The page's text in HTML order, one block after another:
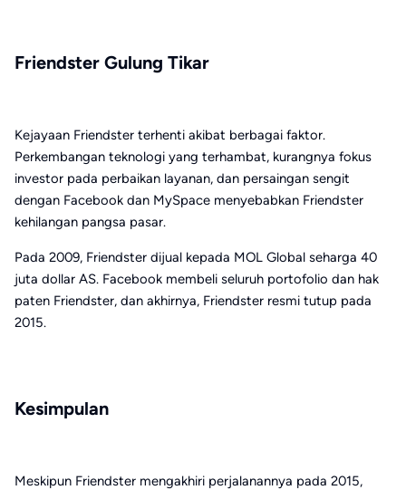
Friendster Gulung Tikar
Kejayaan Friendster terhenti akibat berbagai faktor.
Perkembangan teknologi yang terhambat, kurangnya fokus
investor pada perbaikan layanan, dan persaingan sengit
dengan Facebook dan MySpace menyebabkan Friendster
kehilangan pangsa pasar.
Pada 2009, Friendster dijual kepada MOL Global seharga 40
juta dollar AS. Facebook membeli seluruh portofolio dan hak
paten Friendster, dan akhirnya, Friendster resmi tutup pada
2015.
Kesimpulan
Meskipun Friendster mengakhiri perjalanannya pada 2015,